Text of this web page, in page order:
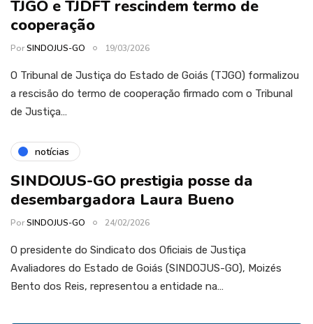
TJGO e TJDFT rescindem termo de
cooperação
PorSINDOJUS-GO 19/03/2026
O Tribunal de Justiça do Estado de Goiás (TJGO) formalizou
a rescisão do termo de cooperação firmado com o Tribunal
de Justiça…
notícias
SINDOJUS-GO prestigia posse da
desembargadora Laura Bueno
PorSINDOJUS-GO 24/02/2026
O presidente do Sindicato dos Oficiais de Justiça
Avaliadores do Estado de Goiás (SINDOJUS-GO), Moizés
Bento dos Reis, representou a entidade na…